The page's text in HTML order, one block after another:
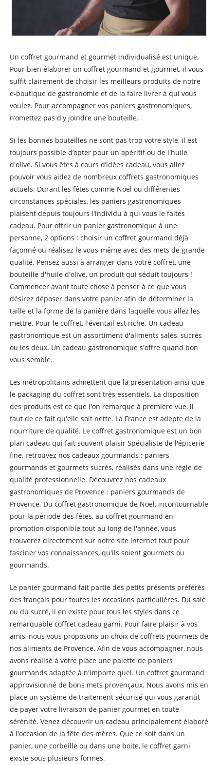
Un coffret gourmand et gourmet individualisé est unique.
Pour bien élaborer un coffret gourmand et gourmet, il vous
suffit clairement de choisir les meilleurs produits de notre
e-boutique de gastronomie et de la faire livrer à qui vous
voulez. Pour accompagner vos paniers gastronomiques,
n’omettez pas d'y joindre une bouteille.
Si les bonnes bouteilles ne sont pas trop votre style, il est
toujours possible d’opter pour un apéritif ou de l'huile
d'olive. Si vous êtes à cours d’idées cadeau, vous allez
pouvoir vous aidez de nombreux coffrets gastronomiques
actuels. Durant les fêtes comme Noël ou différentes
circonstances spéciales, les paniers gastronomiques
plaisent depuis toujours l'individu à qui vous le faites
cadeau. Pour offrir un panier gastronomique à une
personne, 2 options : choisir un coffret gourmand déjà
façonné ou réalisez le vous-même avec des mets de grande
qualité. Pensez aussi à arranger dans votre coffret, une
bouteille d'huile d'olive, un produit qui séduit toujours !
Commencer avant toute chose à penser à ce que vous
désirez déposer dans votre panier afin de déterminer la
taille et la forme de la panière dans laquelle vous allez les
mettre. Pour le coffret, l'éventail est riche. Un cadeau
gastronomique est un assortiment d'aliments salés, sucrés
ou les deux. Un cadeau gastronomique s'offre quand bon
vous semble.
Les métropolitains admettent que la présentation ainsi que
le packaging du coffret sont très essentiels. La disposition
des produits est ce que l'on remarque à première vue, il
faut de ce fait qu'elle soit nette. La France est adepte de la
nourriture de qualité. Le coffret gastronomique est un bon
plan cadeau qui fait souvent plaisir Spécialiste de l'épicerie
fine, retrouvez nos cadeaux gourmands : paniers
gourmands et gourmets sucrés, réalisés dans une règle de
qualité professionnelle. Découvrez nos cadeaux
gastronomiques de Provence : paniers gourmands de
Provence. Du coffret gastronomique de Noël, incontournable
pour la période des fêtes, au coffret gourmand en
promotion disponible tout au long de l'année, vous
trouverez directement sur notre site internet tout pour
fasciner vos connaissances, qu'ils soient gourmets ou
gourmands.
Le panier gourmand fait partie des petits présents préférés
des français pour toutes les occasions particulières. Du salé
ou du sucré, il en existe pour tous les styles dans ce
remarquable coffret cadeau garni. Pour faire plaisir à vos
amis, nous vous proposons un choix de coffrets gourmets de
nos aliments de Provence. Afin de vous accompagner, nous
avons réalisé à votre place une palette de paniers
gourmands adaptée à n'importe quel. Un coffret gourmand
approvisionné de bons mets provençaux. Nous avons mis en
place un système de traitement sécurisé qui vous garantit
de payer votre livraison de panier gourmet en toute
sérénité. Venez découvrir un cadeau principalement élaboré
à l'occasion de la fête des mères. Que ce soit dans un
panier, une corbeille ou dans une boite, le coffret garni
existe sous plusieurs formes.